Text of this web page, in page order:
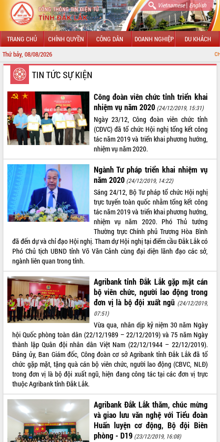
Vietnamese| English
TRANG CHỦ CHÍNH QUYỀN CÔNG DÂN DOANH NGHIỆP DU KHÁCH
Thứ bảy, 08/08/2026 CHÀO MỪNG ĐẾN VỚI
GIỚI THIỆU
LÃNH ĐẠO UBND TỈNH
TIN TỨC SỰ KIỆN
SỞ, BAN, NGÀNH
THÔNG TIN CHỈ ĐẠO ĐIỀU HÀNH
HỆ THỐNG VĂN BẢN
VĂN BẢN HĐND TỈNH
QUY HOẠCH - KẾ HOẠCH
TIN TỨC SỰ KIỆN
Công đoàn viên chức tỉnh triển khai
nhiệm vụ năm 2020 (24/12/2019, 15:31)
Ngày 23/12, Công đoàn viên chức tỉnh
(CĐVC) đã tổ chức Hội nghị tổng kết công
tác năm 2019 và triển khai phương hướng,
nhiệm vụ năm 2020.
Ngành Tư pháp triển khai nhiệm vụ
năm 2020 (24/12/2019, 14:22)
Sáng 24/12, Bộ Tư pháp tổ chức Hội nghị
trực tuyến toàn quốc nhằm tổng kết công
tác năm 2019 và triển khai phương hướng,
nhiệm vụ năm 2020. Phó Thủ tướng
Thường trực Chính phủ Trương Hòa Bình
đã đến dự và chỉ đạo Hội nghị. Tham dự Hội nghị tại điểm cầu Đắk Lắk có
Phó Chủ tịch UBND tỉnh Võ Văn Cảnh cùng đại diện lãnh đạo các sở,
ngành liên quan trong tỉnh.
Agribank tỉnh Đắk Lắk gặp mặt cán
bộ viên chức, người lao động trong
đơn vị là bộ đội xuất ngũ (24/12/2019,
07:51)
Vừa qua, nhân dịp kỷ niệm 30 năm Ngày
hội Quốc phòng toàn dân (22/12/1989 – 22/12/2019) và 75 năm Ngày
thành lập Quân đội nhân dân Việt Nam (22/12/1944 – 22/12/2019).
Đảng ủy, Ban Giám đốc, Công đoàn cơ sở Agribank tỉnh Đắk Lắk đã tổ
chức gặp mặt, tặng quà cán bộ viên chức, người lao động (CBVC, NLĐ)
trong đơn vị là bộ đội xuất ngũ, hiện đang công tác tại các đơn vị trực
thuộc Agribank tỉnh Đắk Lắk.
Agribank Đắk Lắk thăm, chúc mừng
và giao lưu văn nghệ với Tiểu đoàn
Huấn luyện cơ động, Bộ đội Biên
phòng - D19 (23/12/2019, 16:08)